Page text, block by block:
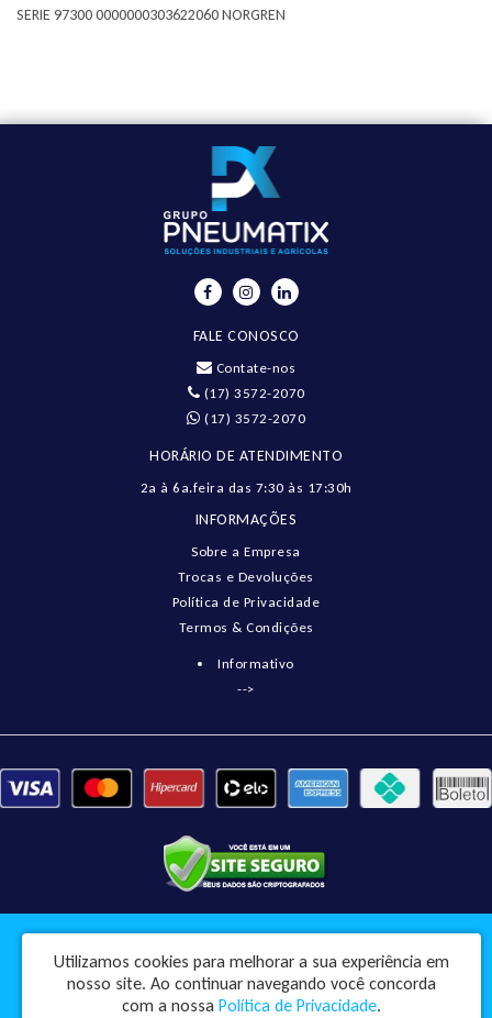
SERIE 97300 0000000303622060 NORGREN
FALE CONOSCO
Contate-nos
(17) 3572-2070
(17) 3572-2070
HORÁRIO DE ATENDIMENTO
2a à 6a.feira das 7:30 às 17:30h
INFORMAÇÕES
Sobre a Empresa
Trocas e Devoluções
Política de Privacidade
Termos & Condições
Informativo
-->
Pneumatix Soluções Industriais Ltda - CNPJ: 18.561.656/0001-49
Rua Engenheiro Balduino, 73 - Centro - Pindorama / SP - CEP: 15830-045
Pneumatix © 2026
Utilizamos cookies para melhorar a sua experiência em
nosso site. Ao continuar navegando você concorda
com a nossa Política de Privacidade.